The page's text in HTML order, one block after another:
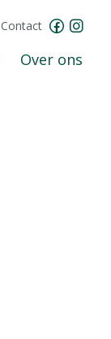
Contact
Over ons